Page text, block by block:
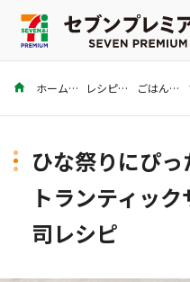
商品を探す
ホーム レシピ ごはん
ひな祭りにぴ
トランティッ
司レシピ